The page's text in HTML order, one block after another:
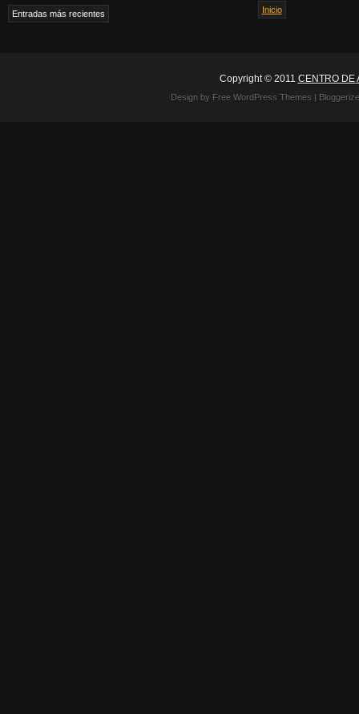
Entradas más recientes Inicio
Copyright © 2011 CENTRO DE
Design by Free WordPress Themes |